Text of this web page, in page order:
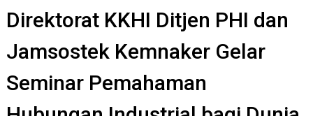
Direktorat KKHI Ditjen PHI dan
Jamsostek Kemnaker Gelar
Seminar Pemahaman